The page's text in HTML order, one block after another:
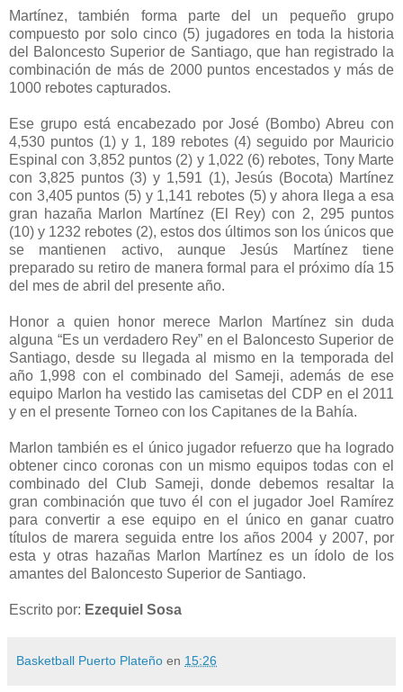
Martínez, también forma parte del un pequeño grupo
compuesto por solo cinco (5) jugadores en toda la historia
del Baloncesto Superior de Santiago, que han registrado la
combinación de más de 2000 puntos encestados y más de
1000 rebotes capturados.
Ese grupo está encabezado por José (Bombo) Abreu con
4,530 puntos (1) y 1, 189 rebotes (4) seguido por Mauricio
Espinal con 3,852 puntos (2) y 1,022 (6) rebotes, Tony Marte
con 3,825 puntos (3) y 1,591 (1), Jesús (Bocota) Martínez
con 3,405 puntos (5) y 1,141 rebotes (5) y ahora llega a esa
gran hazaña Marlon Martínez (El Rey) con 2, 295 puntos
(10) y 1232 rebotes (2), estos dos últimos son los únicos que
se mantienen activo, aunque Jesús Martínez tiene
preparado su retiro de manera formal para el próximo día 15
del mes de abril del presente año.
Honor a quien honor merece Marlon Martínez sin duda
alguna “Es un verdadero Rey” en el Baloncesto Superior de
Santiago, desde su llegada al mismo en la temporada del
año 1,998 con el combinado del Sameji, además de ese
equipo Marlon ha vestido las camisetas del CDP en el 2011
y en el presente Torneo con los Capitanes de la Bahía.
Marlon también es el único jugador refuerzo que ha logrado
obtener cinco coronas con un mismo equipos todas con el
combinado del Club Sameji, donde debemos resaltar la
gran combinación que tuvo él con el jugador Joel Ramírez
para convertir a ese equipo en el único en ganar cuatro
títulos de marera seguida entre los años 2004 y 2007, por
esta y otras hazañas Marlon Martínez es un ídolo de los
amantes del Baloncesto Superior de Santiago.
Escrito por: Ezequiel Sosa
Basketball Puerto Plateño en 15:26